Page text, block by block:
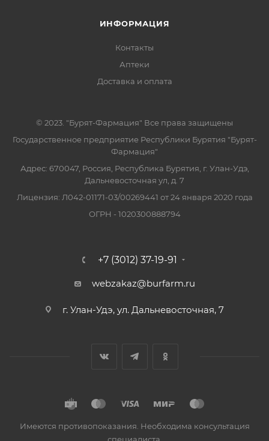
ИНФОРМАЦИЯ
Контакты
Аптеки
Доставка и оплата
© 2023. "Бурят-Фармация" Все права защищены
Государственное предприятие Республики Бурятия "Бурят-
Фармация"
Адрес: 670047, Россия, Республика Бурятия, г. Улан-Удэ,
Дальневосточная ул, д. 7
Лицензия: Л042-01171-03/00269441 от 24 января 2020 года
ОГРН - 1020300888794
+7 (3012) 37-19-91
webzakaz@burfarm.ru
г. Улан-Удэ, ул. Дальневосточная, 7
Имеются противопоказания. Необходима консультация